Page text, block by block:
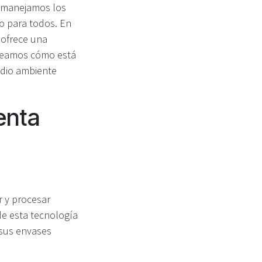
los
para todos. En
una
cómo está
ambiente
y procesar
esta tecnología
envases